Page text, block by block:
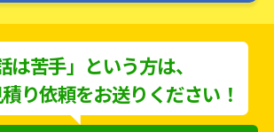
は苦手」という方は、
り依頼をお送りください！